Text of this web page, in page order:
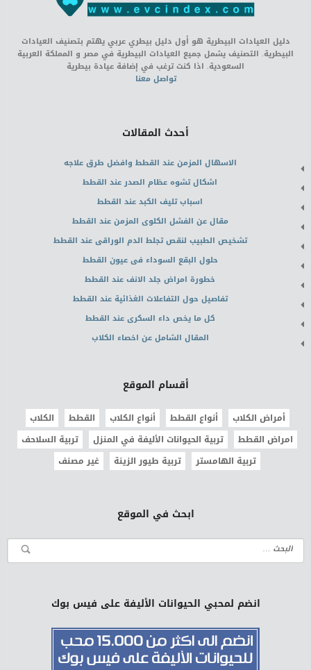
دليل العيادات البيطرية هو أول دليل بيطري عربي يهتم بتصنيف العيادات
البيطرية. التصنيف يشمل جميع العيادات البيطرية في مصر و المملكة العربية
السعودية. اذا كنت ترغب في إضافة عيادة بيطرية
تواصل معنا
أحدث المقالات
الاسهال المزمن عند القطط وافضل طرق علاجه
اشكال تشوه عظام الصدر عند القطط
اسباب تليف الكبد عند القطط
مقال عن الفشل الكلوى المزمن عند القطط
تشخيص الطبيب لنقص تجلط الدم الوراقى عند القطط
حلول البقع السوداء فى عيون القطط
خطورة امراض جلد الانف عند القطط
تفاصيل حول التفاعلات الغذائية عند القطط
كل ما يخص داء السكرى عند القطط
المقال الشامل عن اخصاء الكلاب
أقسام الموقع
أمراض الكلاب أنواع القطط أنواع الكلاب القطط
الكلاب
امراض القطط
تربية الحيوانات الأليفة في المنزل
تربية السلاحف
تربية الهامستر
تربية طيور الزينة غير مصنف
ابحث في الموقع
انضم لمحبي الحيوانات الأليفة على فيس بوك